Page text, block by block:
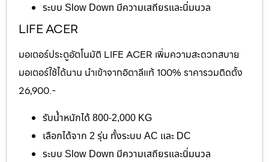
ระบบ Slow Down มีความเสถียรและนิ่มนวล
LIFE ACER
มอเตอร์ประตูอัตโนมัติ LIFE ACER เพิ่มความสะดวกสบาย
มอเตอร์ใช้ได้นาน นำเข้าจากอิตาลีแท้ 100% ราคารวมติดตั้ง
26,900.-
รับน้ำหนักได้ 800-2,000 KG
เลือกได้จาก 2 รุ่น ทั้งระบบ AC และ DC
ระบบ Slow Down มีความเสถียรและนิ่มนวล